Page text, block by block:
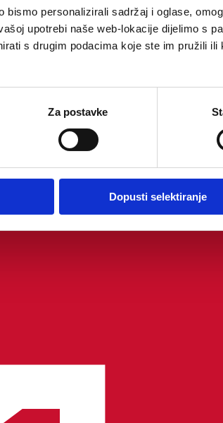
bismo personalizirali sadržaj i oglase,
upotrebi naše web-lokacije dijelimo s
s drugim podacima koje ste im pružili
Za postavke
Dopusti selektiranje